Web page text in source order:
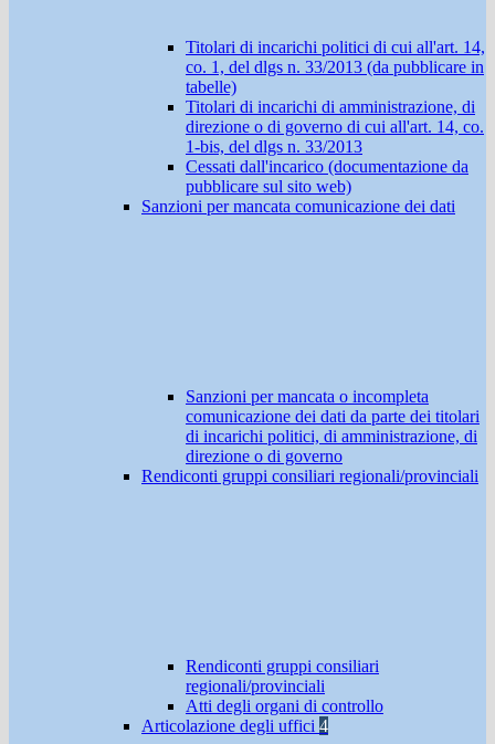
Titolari di incarichi politici di cui all'art. 14,
co. 1, del dlgs n. 33/2013 (da pubblicare in
tabelle)
Titolari di incarichi di amministrazione, di
direzione o di governo di cui all'art. 14, co.
1-bis, del dlgs n. 33/2013
Cessati dall'incarico (documentazione da
pubblicare sul sito web)
Sanzioni per mancata comunicazione dei dati
Sanzioni per mancata o incompleta
comunicazione dei dati da parte dei titolari
di incarichi politici, di amministrazione, di
direzione o di governo
Rendiconti gruppi consiliari regionali/provinciali
Rendiconti gruppi consiliari
regionali/provinciali
Atti degli organi di controllo
Articolazione degli uffici 4